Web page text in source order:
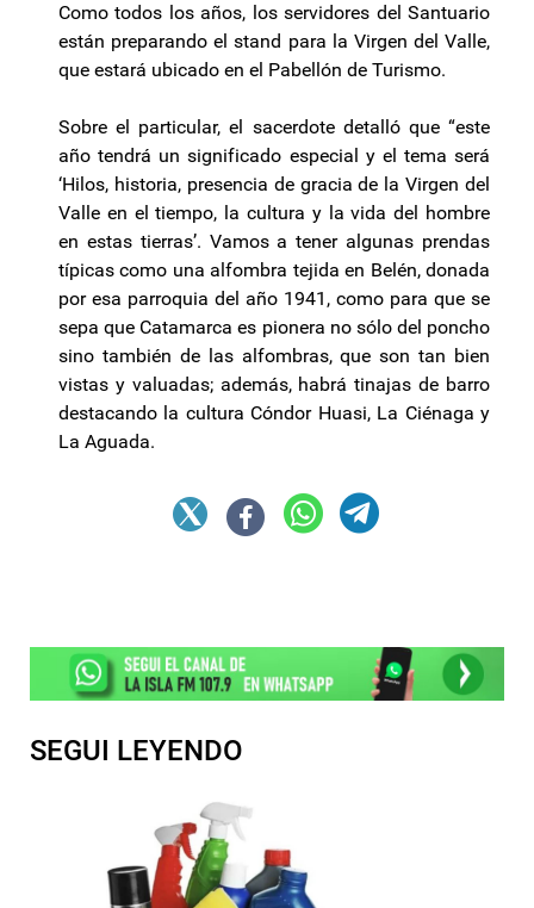
Como todos los años, los servidores del Santuario
están preparando el stand para la Virgen del Valle,
que estará ubicado en el Pabellón de Turismo.
Sobre el particular, el sacerdote detalló que “este
año tendrá un significado especial y el tema será
‘Hilos, historia, presencia de gracia de la Virgen del
Valle en el tiempo, la cultura y la vida del hombre
en estas tierras’. Vamos a tener algunas prendas
típicas como una alfombra tejida en Belén, donada
por esa parroquia del año 1941, como para que se
sepa que Catamarca es pionera no sólo del poncho
sino también de las alfombras, que son tan bien
vistas y valuadas; además, habrá tinajas de barro
destacando la cultura Cóndor Huasi, La Ciénaga y
La Aguada.
SEGUI LEYENDO